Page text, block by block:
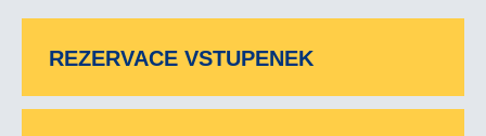
REZERVACE VSTUPENEK